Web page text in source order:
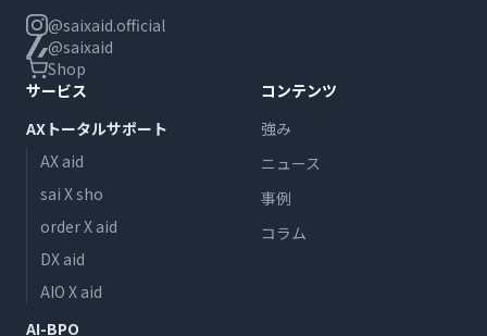
@saixaid.official
@saixaid
Shop
サービス
AXトータルサポート
AX aid
sai X sho
order X aid
DX aid
AIO X aid
AI-BPO
コンテンツ
強み
ニュース
事例
コラム